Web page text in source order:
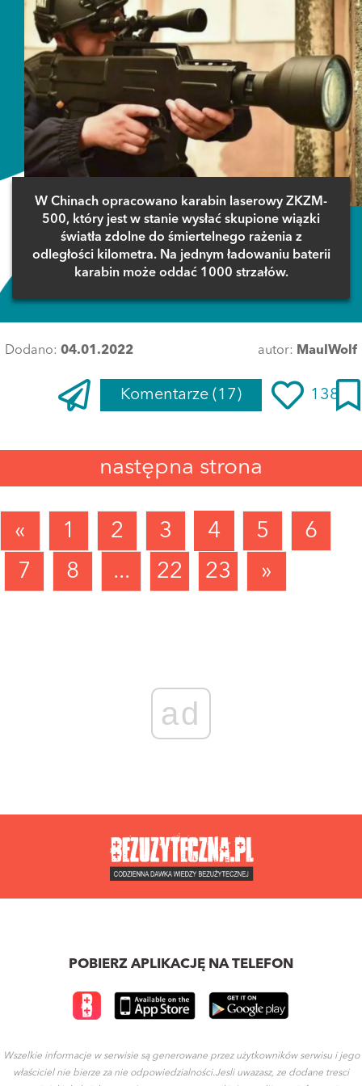
W Chinach opracowano karabin laserowy ZKZM-
500, który jest w stanie wysłać skupione wiązki
światła zdolne do śmiertelnego rażenia z
odległości kilometra. Na jednym ładowaniu baterii
karabin może oddać 1000 strzałów.
Dodano: 04.01.2022 autor: MaulWolf
Komentarze (17) 138
następna strona
« 1 2 3 4 5
6
7
8 ... 22 23 »
ad
POBIERZ APLIKACJĘ NA TELEFON
Wszelkie informacje w serwisie są generowane przez użytkowników serwisu i jego
właściciel nie bierze za nie odpowiedzialności.Jesli uwazasz, ze dodane tresci